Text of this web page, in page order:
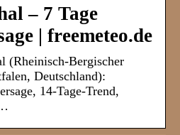
– 7 Tage
| freemeteo.de
(Rheinisch-Bergischer
Deutschland):
14-Tage-Trend,